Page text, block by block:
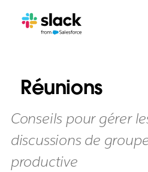
Réunions
Conseils pour gérer
discussions de
productive